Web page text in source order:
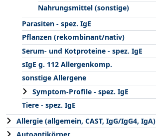
Nahrungsmittel (sonstige)
Parasiten - spez. IgE
Pflanzen (rekombinant/nativ)
Serum- und Kotproteine - spez. IgE
sIgE g. 112 Allergenkomp.
sonstige Allergene
Symptom-Profile - spez. IgE
Tiere - spez. IgE
Allergie (allgemein, CAST, IgG/IgG4, IgA)